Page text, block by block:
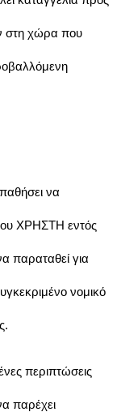
στη χώρα που
να
του ΧΡΗΣΤΗ εντός
παραταθεί για
νομικό
περιπτώσεις
παρέχει